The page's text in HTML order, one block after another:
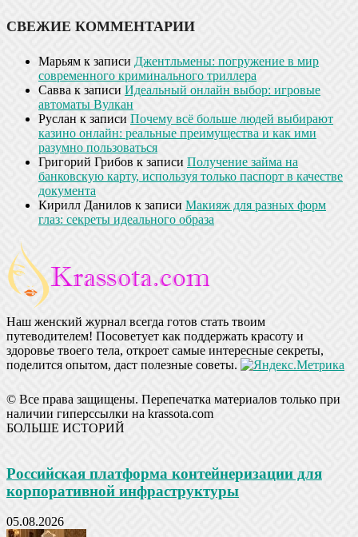
СВЕЖИЕ КОММЕНТАРИИ
Марьям к записи Джентльмены: погружение в мир
современного криминального триллера
Савва к записи Идеальный онлайн выбор: игровые
автоматы Вулкан
Руслан к записи Почему всё больше людей выбирают
казино онлайн: реальные преимущества и как ими
разумно пользоваться
Григорий Грибов к записи Получение займа на
банковскую карту, используя только паспорт в качестве
документа
Кирилл Данилов к записи Макияж для разных форм
глаз: секреты идеального образа
Наш женский журнал всегда готов стать твоим
путеводителем! Посоветует как поддержать красоту и
здоровье твоего тела, откроет самые интересные секреты,
поделится опытом, даст полезные советы.
© Все права защищены. Перепечатка материалов только при
наличии гиперссылки на krassota.com
БОЛЬШЕ ИСТОРИЙ
Российская платформа контейнеризации для
корпоративной инфраструктуры
05.08.2026